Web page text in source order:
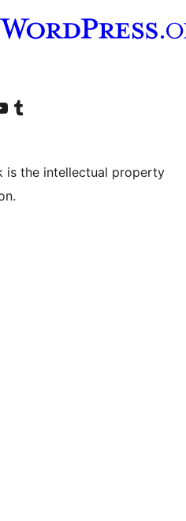
account
YouTube channel
Visit our Tumblr account
is the intellectual property